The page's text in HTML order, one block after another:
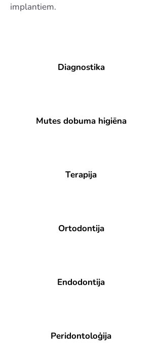
implantiem.
Diagnostika
Mutes dobuma higiēna
Terapija
Ortodontija
Endodontija
Peridontoloģija